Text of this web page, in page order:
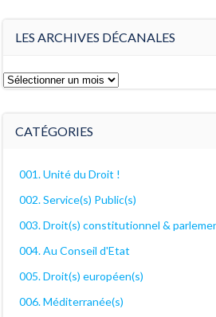
LES ARCHIVES DÉCANALES
Les
CATÉGORIES
001. Unité du Droit !
002. Service(s) Public(s)
003. Droit(s) constitutionnel &
004. Au Conseil d'Etat
005. Droit(s) européen(s)
006. Méditerranée(s)